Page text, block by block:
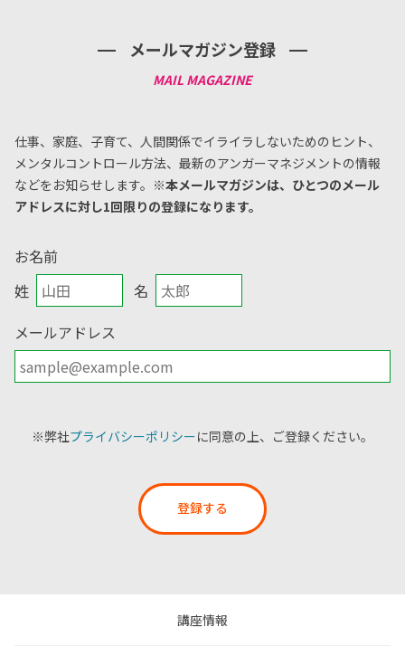
メールマガジン登録
仕事、家庭、子育て、人間関係でイライラしないためのヒント、
メンタルコントロール方法、 最新のアンガーマネジメントの情報
などをお知らせします。 ※本メールマガジンは、ひとつのメール
アドレスに対し1回限りの登録になります。
お名前
姓
名
メールアドレス
※弊社プライバシーポリシーに同意の上、ご登録ください。
登録する
講座情報